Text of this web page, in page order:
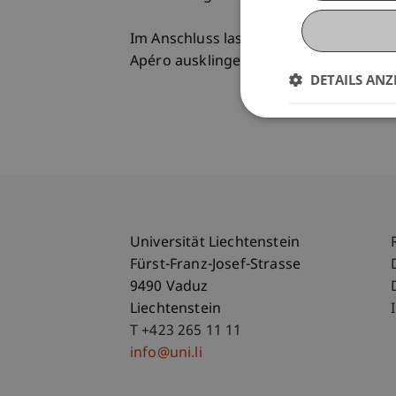
Im Anschluss lassen wir den
Apéro ausklingen und freuen uns auf
Universität Liechtenstein
Fürst-Franz-Josef-Strasse
9490 Vaduz
Liechtenstein
T +423 265 11 11
info@uni.li
DETAILS